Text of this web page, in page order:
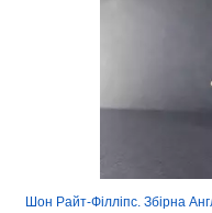
Шон Райт-Філліпс. Збірна